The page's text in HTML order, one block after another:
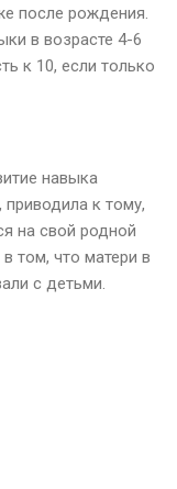
после рождения.
в возрасте 4-6
к 10, если только
навыка
приводила к тому,
на свой родной
том, что матери в
с детьми.